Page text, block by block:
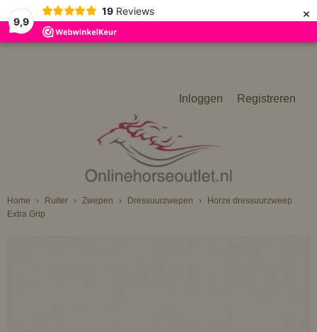
9,9
19 Reviews ×
Inloggen Registreren
Home › Ruiter › Zwepen › Dressuurzwepen ›
Horze dressuurzweep
Extra Grip